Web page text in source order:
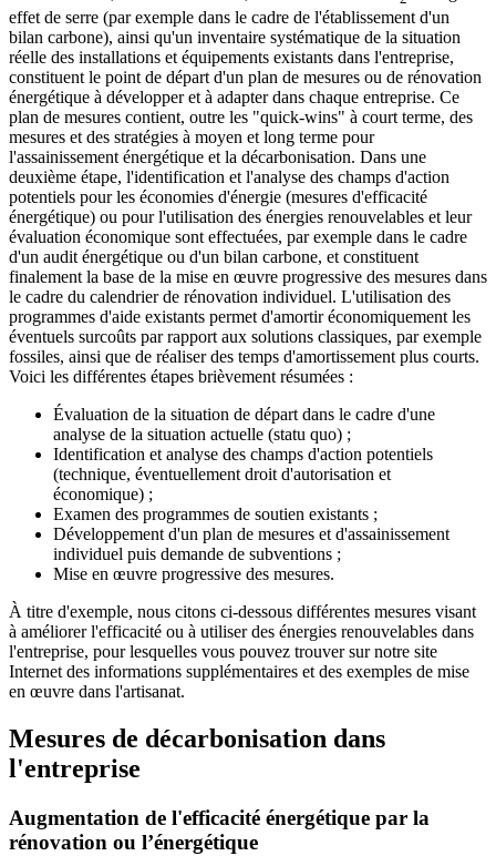
effet de serre (par exemple dans le cadre de l'établissement d'un
bilan carbone), ainsi qu'un inventaire systématique de la situation
réelle des installations et équipements existants dans l'entreprise,
constituent le point de départ d'un plan de mesures ou de rénovation
énergétique à développer et à adapter dans chaque entreprise. Ce
plan de mesures contient, outre les "quick-wins" à court terme, des
mesures et des stratégies à moyen et long terme pour
l'assainissement énergétique et la décarbonisation. Dans une
deuxième étape, l'identification et l'analyse des champs d'action
potentiels pour les économies d'énergie (mesures d'efficacité
énergétique) ou pour l'utilisation des énergies renouvelables et leur
évaluation économique sont effectuées, par exemple dans le cadre
d'un audit énergétique ou d'un bilan carbone, et constituent
finalement la base de la mise en œuvre progressive des mesures dans
le cadre du calendrier de rénovation individuel. L'utilisation des
programmes d'aide existants permet d'amortir économiquement les
éventuels surcoûts par rapport aux solutions classiques, par exemple
fossiles, ainsi que de réaliser des temps d'amortissement plus courts.
Voici les différentes étapes brièvement résumées :
Évaluation de la situation de départ dans le cadre d'une
analyse de la situation actuelle (statu quo) ;
Identification et analyse des champs d'action potentiels
(technique, éventuellement droit d'autorisation et
économique) ;
Examen des programmes de soutien existants ;
Développement d'un plan de mesures et d'assainissement
individuel puis demande de subventions ;
Mise en œuvre progressive des mesures.
À titre d'exemple, nous citons ci-dessous différentes mesures visant
à améliorer l'efficacité ou à utiliser des énergies renouvelables dans
l'entreprise, pour lesquelles vous pouvez trouver sur notre site
Internet des informations supplémentaires et des exemples de mise
en œuvre dans l'artisanat.
Mesures de décarbonisation dans
l'entreprise
Augmentation de l'efficacité énergétique par la
rénovation ou l’énergétique